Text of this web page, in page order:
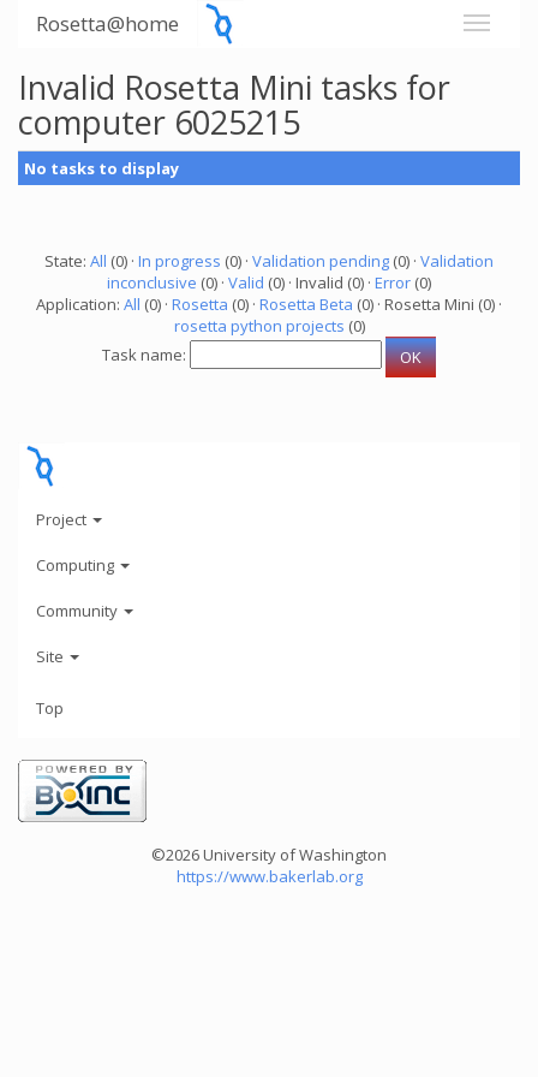
Rosetta@home
Invalid Rosetta Mini tasks for
computer 6025215
No tasks to display
State: All (0) · In progress (0) · Validation pending (0) · Validation
inconclusive (0) · Valid (0) · Invalid (0) · Error (0)
Application: All (0) · Rosetta (0) · Rosetta Beta (0) · Rosetta Mini (0) ·
rosetta python projects (0)
Task name:
Project
Computing
Community
Site
Top
©2026 University of Washington
https://www.bakerlab.org